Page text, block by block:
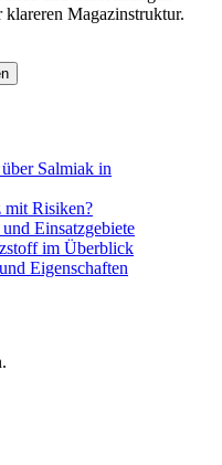
klareren Magazinstruktur.
Salmiak in
mit Risiken?
Einsatzgebiete
im Überblick
Eigenschaften